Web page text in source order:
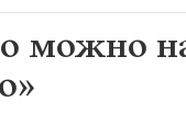
можно